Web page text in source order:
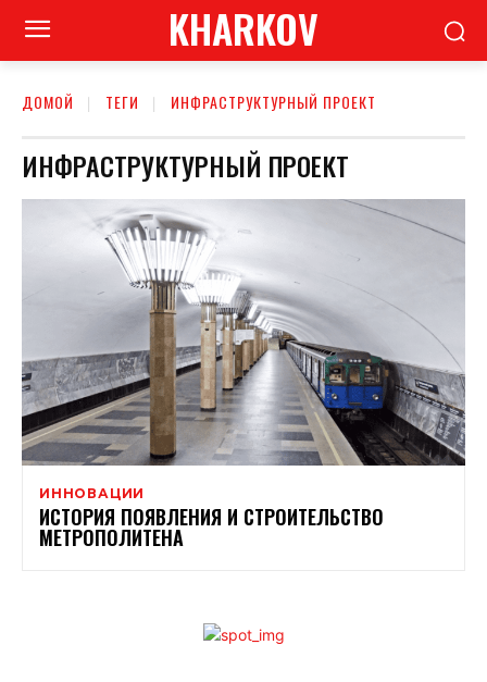
KHARKOV
ДОМОЙ ТЕГИ ИНФРАСТРУКТУРНЫЙ ПРОЕКТ
ИНФРАСТРУКТУРНЫЙ ПРОЕКТ
ИННОВАЦИИ
ИСТОРИЯ ПОЯВЛЕНИЯ И СТРОИТЕЛЬСТВО
МЕТРОПОЛИТЕНА